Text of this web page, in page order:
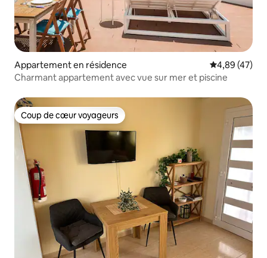
Appartement en résidence Évaluation
4,89 (47)
Charmant appartement avec vue sur mer et piscine
Coup de cœur voyageurs
Coup de cœur voyageurs